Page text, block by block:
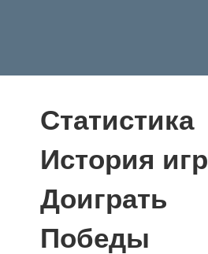
Статистика
История игр
Доиграть
Победы